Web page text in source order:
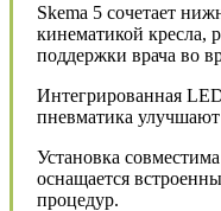
Skema 5 сочетает
кинематикой кресла,
поддержки врача во
Интегрированная
пневматика
Установка
оснащается
процедур.